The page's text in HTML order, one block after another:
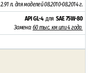
2.91 л. для моделей 08.2010-08.2014 г.
API GL-4дляSAE 75W-80
Замена:60 тыс. км или 4 года